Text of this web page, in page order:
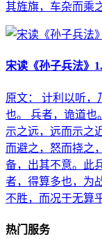
其旌旗，车杂而乘
宋读《孙子兵法》
原文： 计利以听，
也。 兵者，诡道也
示之远，远而示之
而避之，怒而挠之
备，出其不意。此
者，得算多也，为
不胜，而况于无算
热门服务